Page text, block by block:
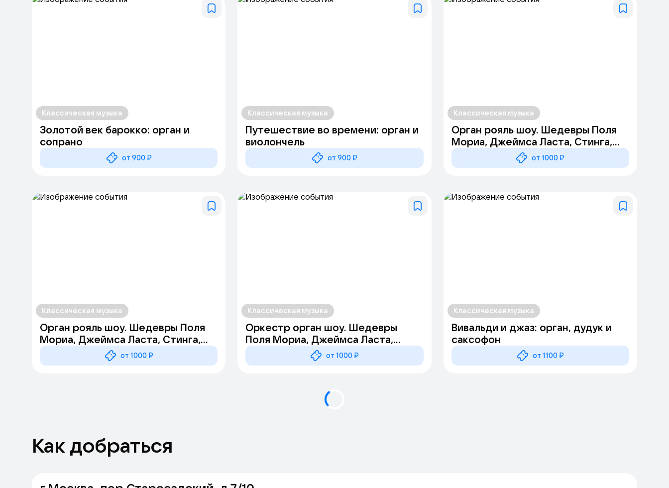
Классическая музыка
Золотой век барокко: орган и
сопрано
от 900 ₽
Классическая музыка
Путешествие во времени: орган и
виолончель
от 900 ₽
Классическая музыка
Орган рояль шоу. Шедевры Поля
Мориа, Джеймса Ласта, Стинга,
Эннио Морриконеот 1000 ₽
Классическая музыка
Орган рояль шоу. Шедевры Поля
Мориа, Джеймса Ласта, Стинга,
Эннио Морриконеот 1000 ₽
Классическая музыка
Оркестр орган шоу. Шедевры
Поля Мориа, Джеймса Ласта,
Стинга, Эннио Морриконе
от 1000 ₽
Классическая музыка
Вивальди и джаз: орган, дудук и
саксофон
от 1100 ₽
Как добраться